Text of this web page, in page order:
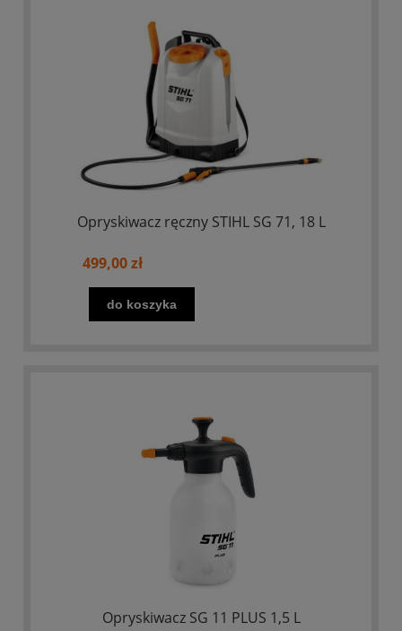
Opryskiwacz ręczny STIHL SG 71, 18 L
499,00 zł
do koszyka
Opryskiwacz SG 11 PLUS 1,5 L